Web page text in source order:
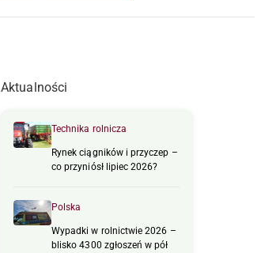
Aktualności
Technika rolnicza
Rynek ciągników i przyczep –
co przyniósł lipiec 2026?
Polska
Wypadki w rolnictwie 2026 –
blisko 4300 zgłoszeń w pół